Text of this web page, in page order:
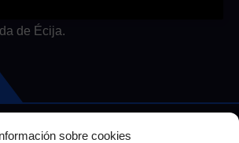
sobre cookies
de Écija.
Cultura Deportes